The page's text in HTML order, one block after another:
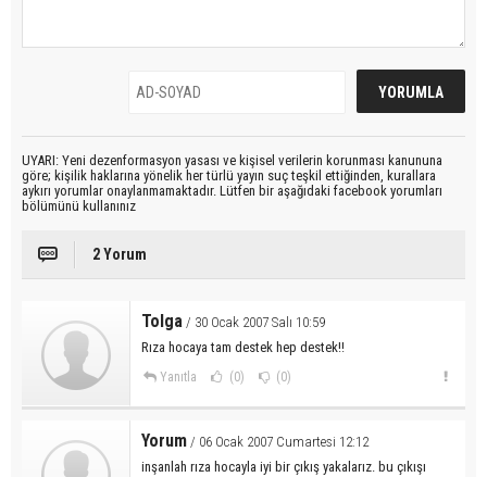
UYARI: Yeni dezenformasyon yasası ve kişisel verilerin korunması kanununa
göre; kişilik haklarına yönelik her türlü yayın suç teşkil ettiğinden, kurallara
aykırı yorumlar onaylanmamaktadır. Lütfen bir aşağıdaki facebook yorumları
bölümünü kullanınız
2 Yorum
Tolga / 30 Ocak 2007 Salı 10:59
Rıza hocaya tam destek hep destek!!
Yanıtla (0) (0)
Yorum / 06 Ocak 2007 Cumartesi 12:12
inşanlah rıza hocayla iyi bir çıkış yakalarız. bu çıkışı